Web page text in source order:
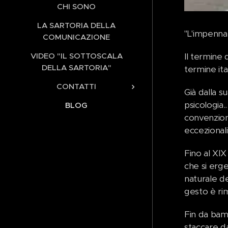
CHI SONO
LA SARTORIA DELLA
COMUNICAZIONE
VIDEO "IL SOTTOSCALA
DELLA SARTORIA"
CONTATTI
BLOG
Il termine
termine
Già dalla
Fino al
che si
naturale
gesto è
Fin da